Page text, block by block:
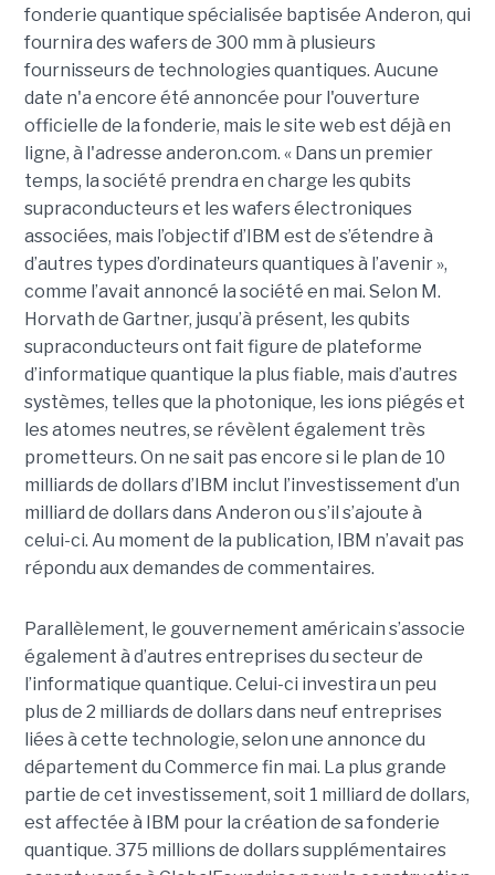
fonderie quantique spécialisée baptisée Anderon, qui
fournira des wafers de 300 mm à plusieurs
fournisseurs de technologies quantiques. Aucune
date n'a encore été annoncée pour l'ouverture
officielle de la fonderie, mais le site web est déjà en
ligne, à l'adresse anderon.com. « Dans un premier
temps, la société prendra en charge les qubits
supraconducteurs et les wafers électroniques
associées, mais l’objectif d’IBM est de s’étendre à
d’autres types d’ordinateurs quantiques à l’avenir »,
comme l’avait annoncé la société en mai. Selon M.
Horvath de Gartner, jusqu’à présent, les qubits
supraconducteurs ont fait figure de plateforme
d’informatique quantique la plus fiable, mais d’autres
systèmes, telles que la photonique, les ions piégés et
les atomes neutres, se révèlent également très
prometteurs. On ne sait pas encore si le plan de 10
milliards de dollars d’IBM inclut l’investissement d’un
milliard de dollars dans Anderon ou s’il s’ajoute à
celui-ci. Au moment de la publication, IBM n’avait pas
répondu aux demandes de commentaires.
Parallèlement, le gouvernement américain s’associe
également à d’autres entreprises du secteur de
l’informatique quantique. Celui-ci investira un peu
plus de 2 milliards de dollars dans neuf entreprises
liées à cette technologie, selon une annonce du
département du Commerce fin mai. La plus grande
partie de cet investissement, soit 1 milliard de dollars,
est affectée à IBM pour la création de sa fonderie
quantique. 375 millions de dollars supplémentaires